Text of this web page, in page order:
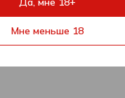
Мне меньше 18